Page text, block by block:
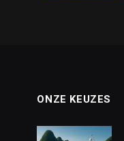
ONZE KEUZES